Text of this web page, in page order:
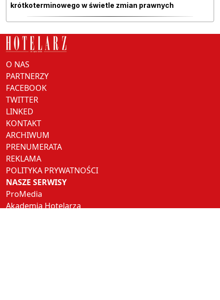
krótkoterminowego w świetle zmian prawnych
O NAS
PARTNERZY
FACEBOOK
TWITTER
LINKED
KONTAKT
ARCHIWUM
PRENUMERATA
REKLAMA
POLITYKA PRYWATNOŚCI
NASZE SERWISY
ProMedia
Akademia Hotelarza